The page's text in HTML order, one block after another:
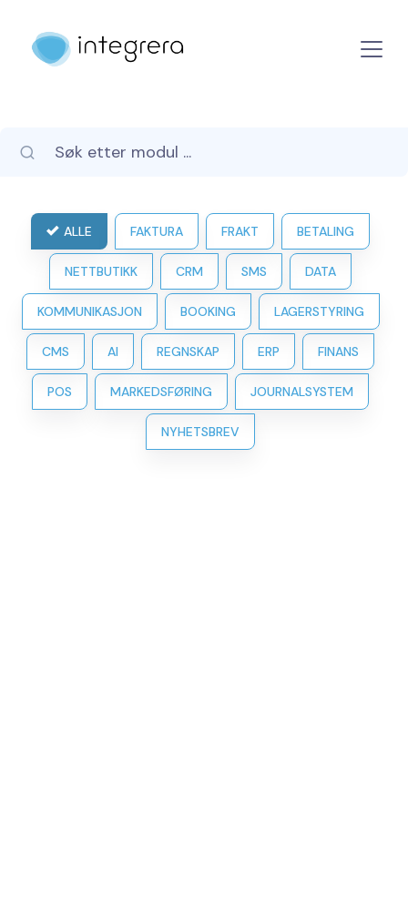
ALLE FAKTURA FRAKT BETALING
NETTBUTIKK CRM SMS DATA
KOMMUNIKASJON BOOKING LAGERSTYRING
CMS AI REGNSKAP ERP FINANS
POS MARKEDSFØRING JOURNALSYSTEM
NYHETSBREV